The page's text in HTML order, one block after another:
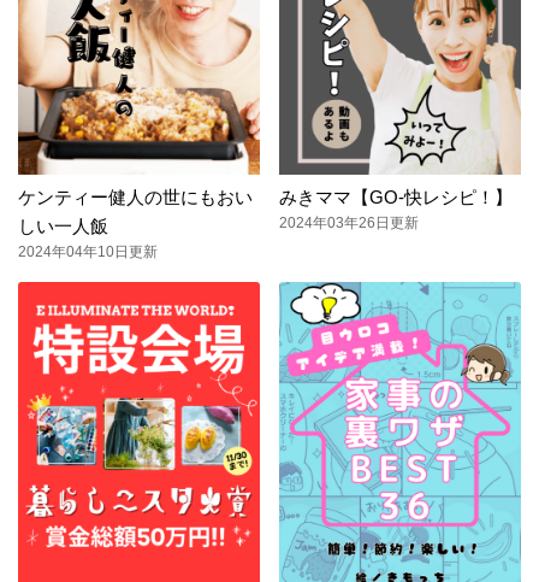
ケンティー健人の世にもおい
しい一人飯
2024年04年10日更新
みきママ【GO-快レシピ！】
2024年03年26日更新